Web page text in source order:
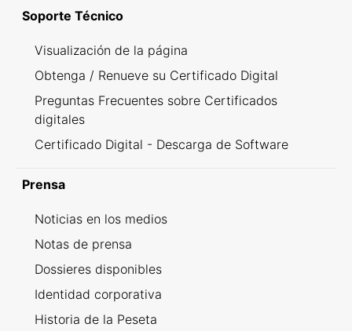
Soporte Técnico
Visualización de la página
Obtenga / Renueve su Certificado Digital
Preguntas Frecuentes sobre Certificados
digitales
Certificado Digital - Descarga de Software
Prensa
Noticias en los medios
Notas de prensa
Dossieres disponibles
Identidad corporativa
Historia de la Peseta